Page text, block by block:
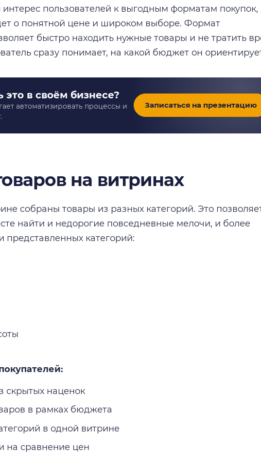
пользователей к выгодным форматам покупок,
о понятной цене и широком выборе. Формат
быстро находить нужные товары и не тратить
сразу понимает, на какой бюджет он
в своём бизнесе?
автоматизировать процессы и
Записаться на презентацию
на витринах
собраны товары из разных категорий. Это
найти и недорогие повседневные мелочи, и более
представленных категорий:
скрытых наценок
в рамках бюджета
в одной витрине
на сравнение цен